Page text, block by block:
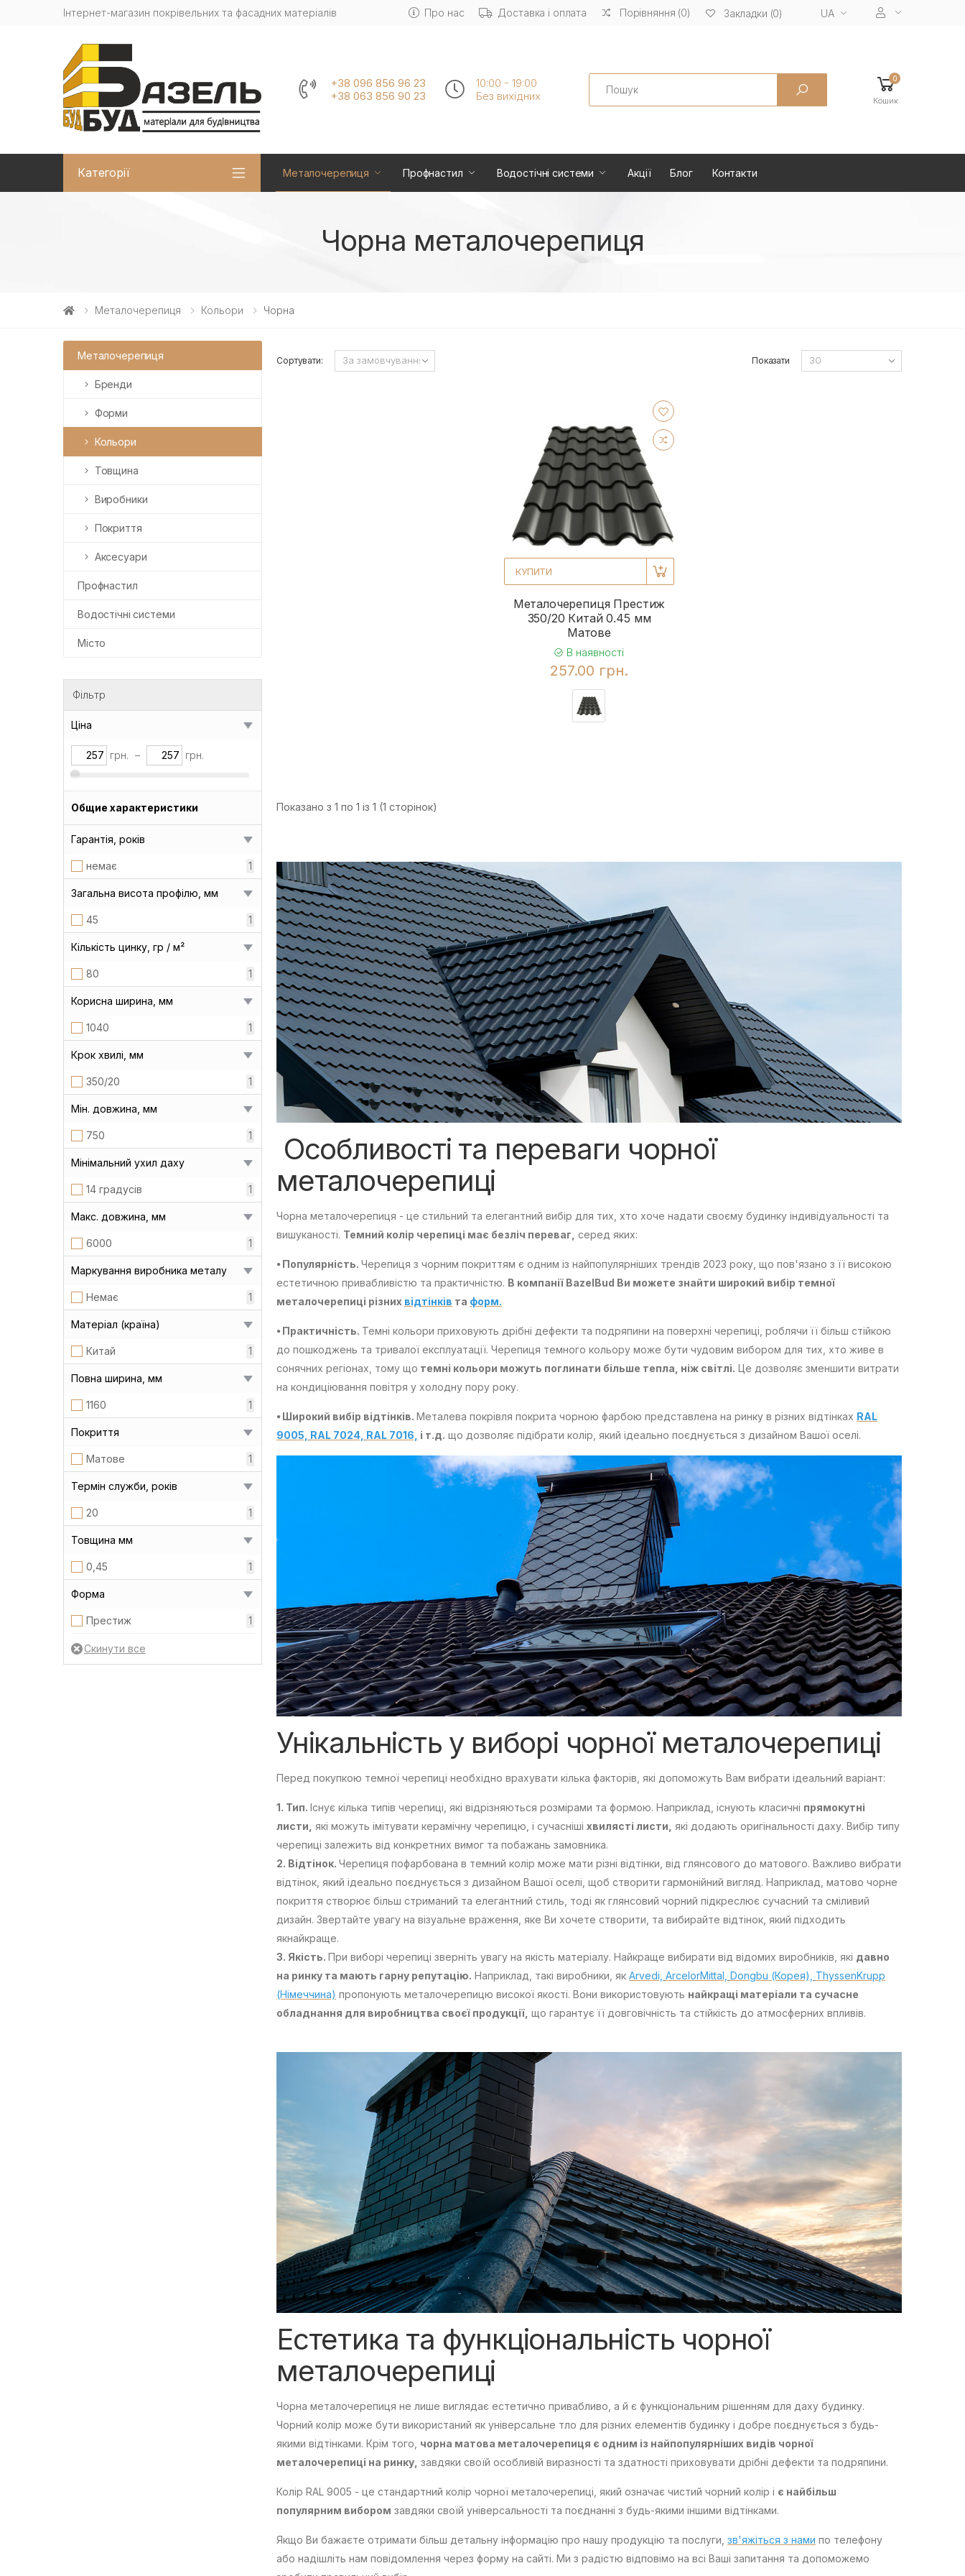
Інтернет-магазин покрівельних та фасадних матеріалів Про нас Доставка і оплата Порівняння (0) Закладки (0) UA
+38 096 856 96 23
+38 063 856 90 23
10:00 - 19:00
Без вихiдних
Search 0
Кошик
Категорії Металочерепиця Профнастил Водостічні системи Акції Блог Контакти
Чорна металочерепиця
Металочерепиця Кольори Чорна
Металочерепиця
Бренди
Форми
Кольори
Товщина
Виробники
Покриття
Аксесуари
Профнастил
Водостічні системи
Місто
Фільтр
Ціна
грн. – грн.
Общие характеристики
Гарантія, років
немає 1
Загальна висота профілю, мм
45 1
Кількість цинку, гр / м²
80 1
Корисна ширина, мм
1040 1
Крок хвилі, мм
350/20 1
Мін. довжина, мм
750 1
Мінімальний ухил даху
14 градусів 1
Макс. довжина, мм
6000 1
Маркування виробника металу
Немає 1
Матеріал (країна)
Китай 1
Повна ширина, мм
1160 1
Покриття
Матове 1
Термін служби, років
20 1
Товщина мм
0,45 1
Форма
Престиж 1
Сортувати: Показати
КУПИТИ
Металочерепиця Престиж
350/20 Китай 0.45 мм
Матове
В наявності
257.00 грн.
Показано з 1 по 1 із 1 (1 сторінок)
Особливості та переваги чорної
металочерепиці
Чорна металочерепиця - це стильний та елегантний вибір для тих, хто хоче надати своєму будинку індивідуальності та
вишуканості. Темний колір черепиці має безліч переваг, серед яких:
⦁ Популярність. Черепиця з чорним покриттям є одним із найпопулярніших трендів 2023 року, що пов'язано з її високою
естетичною привабливістю та практичністю. В компанії BazelBud Ви можете знайти широкий вибір темної
металочерепиці різних відтінків та форм.
⦁ Практичність. Темні кольори приховують дрібні дефекти та подряпини на поверхні черепиці, роблячи її більш стійкою
до пошкоджень та тривалої експлуатації. Черепиця темного кольору може бути чудовим вибором для тих, хто живе в
сонячних регіонах, тому що темні кольори можуть поглинати більше тепла, ніж світлі. Це дозволяє зменшити витрати
на кондиціювання повітря у холодну пору року.
⦁ Широкий вибір відтінків. Металева покрівля покрита чорною фарбою представлена ​​на ринку в різних відтінках RAL
9005, RAL 7024, RAL 7016, і т.д. що дозволяє підібрати колір, який ідеально поєднується з дизайном Вашої оселі.
Унікальність у виборі чорної металочерепиці
Перед покупкою темної черепиці необхідно врахувати кілька факторів, які допоможуть Вам вибрати ідеальний варіант:
1. Тип. Існує кілька типів черепиці, які відрізняються розмірами та формою. Наприклад, існують класичні прямокутні
листи,
які можуть імітувати керамічну черепицю, і сучасніші хвилясті листи,
які додають оригінальності даху. Вибір типу
черепиці залежить від конкретних вимог та побажань замовника.
2. Відтінок. Черепиця пофарбована в темний колір може мати різні відтінки, від глянсового до матового. Важливо вибрати
відтінок, який ідеально поєднується з дизайном Вашої оселі, щоб створити гармонійний вигляд. Наприклад, матово чорне
покриття створює більш стриманий та елегантний стиль, тоді як глянсовий чорний підкреслює сучасний та сміливий
дизайн. Звертайте увагу на візуальне враження, яке Ви хочете створити, та вибирайте відтінок, який підходить
якнайкраще.
3. Якість. При виборі черепиці зверніть увагу на якість матеріалу. Найкраще вибирати від відомих виробників, які давно
на ринку та мають гарну репутацію. Наприклад, такі виробники, як Arvedi, ArcelorMittal, Dongbu (Корея),
ThyssenKrupp
(Німеччина) пропонують металочерепицю високої якості. Вони використовують найкращі матеріали та сучасне
обладнання для виробництва своєї продукції, що гарантує її довговічність та стійкість до атмосферних впливів.
Естетика та функціональність чорної
металочерепиці
Чорна металочерепиця не лише виглядає естетично привабливо, а й є функціональним рішенням для даху будинку.
Чорний колір може бути використаний як універсальне тло для різних елементів будинку і добре поєднується з будь-
якими відтінками. Крім того, чорна матова металочерепиця є одним із найпопулярніших видів чорної
металочерепиці на ринку, завдяки своїй особливій виразності та здатності приховувати дрібні дефекти та подряпини.
Колір RAL 9005 - це стандартний колір чорної металочерепиці, який означає чистий чорний колір і є найбільш
популярним вибором завдяки своїй універсальності та поєднанні з будь-якими іншими відтінками.
Якщо Ви бажаєте отримати більш детальну інформацію про нашу продукцію та послуги, зв'яжіться з нами по телефону
або надішліть нам повідомлення через форму на сайті. Ми з радістю відповімо на всі Ваші запитання та допоможемо